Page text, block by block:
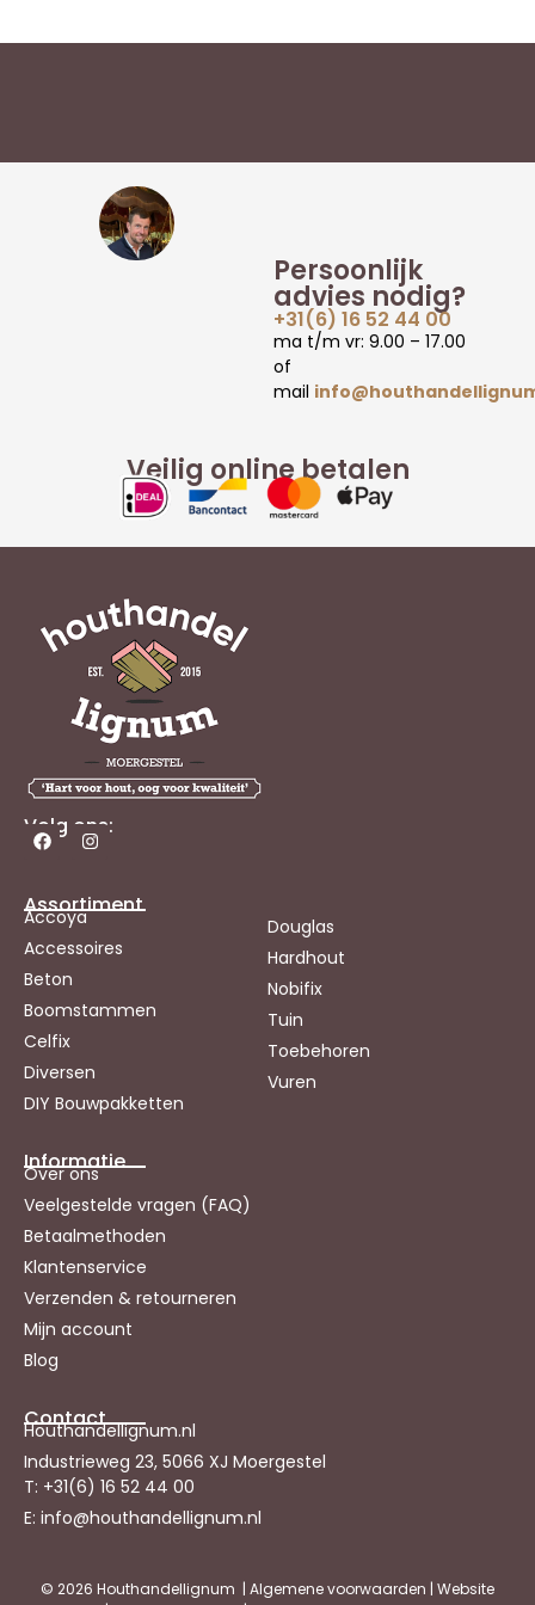
Veilig online betalen
Persoonlijk
advies nodig?
+31(6) 16 52 44 00
ma t/m vr: 9.00 – 17.00
of
mail
Volg ons:
Assortiment
Accoya
Accessoires
Beton
Boomstammen
Celfix
Diversen
DIY Bouwpakketten
Douglas
Hardhout
Nobifix
Tuin
Toebehoren
Vuren
Informatie
Over ons
Veelgestelde vragen (FAQ)
Betaalmethoden
Klantenservice
Verzenden & retourneren
Mijn account
Blog
Contact
Houthandellignum.nl
Industrieweg 23, 5066 XJ Moergestel
T: +31(6) 16 52 44 00
E: info@houthandellignum.nl
© 2026 Houthandellignum | Algemene voorwaarden | Website